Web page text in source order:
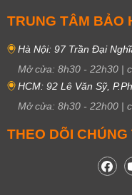
TRUNG TÂM BẢO
Hà Nội: 97 Trần Đại
Mở cửa: 8h30 - 22h30 |
HCM: 92 Lê Văn Sỹ,
Mở cửa: 8h30 - 22h00 |
THEO DÕI CHÚNG